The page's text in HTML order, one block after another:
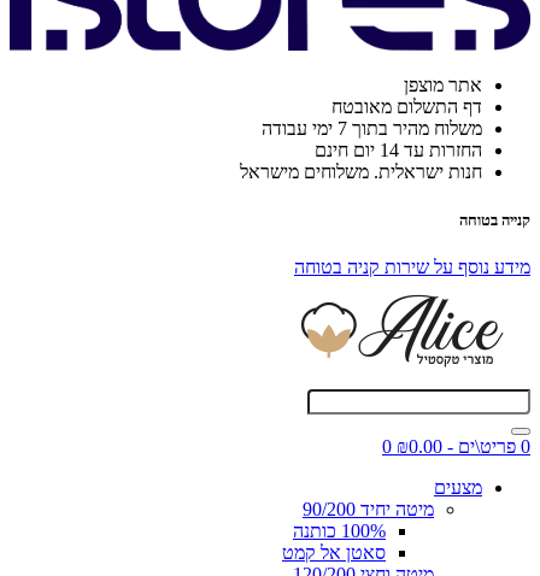
אתר מוצפן
דף התשלום מאובטח
משלוח מהיר בתוך 7 ימי עבודה
החזרות עד 14 יום חינם
חנות ישראלית. משלוחים מישראל
קנייה בטוחה
מידע נוסף על שירות קניה בטוחה
0 פריט\ים - ₪0.00
0
מצעים
מיטה יחיד 90/200
100% כותנה
סאטן אל קמט